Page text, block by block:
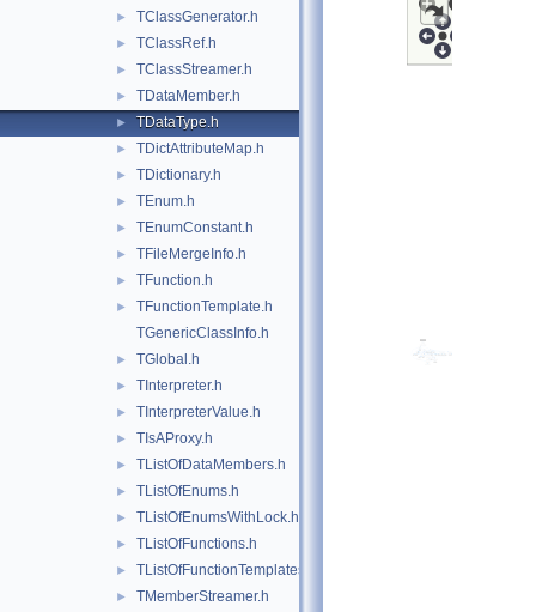
► TClassGenerator.h
► TClassRef.h
► TClassStreamer.h
► TDataMember.h
► TDataType.h
► TDictAttributeMap.h
► TDictionary.h
► TEnum.h
► TEnumConstant.h
► TFileMergeInfo.h
► TFunction.h
►
TFunctionTemplate.h
TGenericClassInfo.h
► TGlobal.h
► TInterpreter.h
► TInterpreterValue.h
► TIsAProxy.h
► TListOfDataMembers.h
► TListOfEnums.h
► TListOfEnumsWithLock.h
► TListOfFunctions.h
► TListOfFunctionTemplates.h
► TMemberStreamer.h